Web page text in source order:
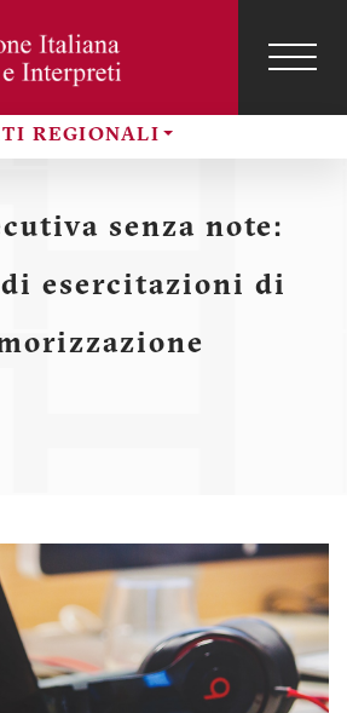
REGIONALI
Menu
profilo
utente
senza note:
esercitazioni di